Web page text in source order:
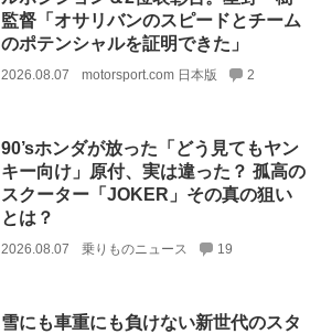
監督「オサリバンのスピードとチーム
のポテンシャルを証明できた」
2026.08.07 motorsport.com 日本版 2
90’sホンダが放った「どう見てもヤン
キー向け」原付、実は違った？ 孤高の
スクーター「JOKER」その真の狙い
とは？
2026.08.07 乗りものニュース 19
雪にも車重にも負けない新世代のスタ